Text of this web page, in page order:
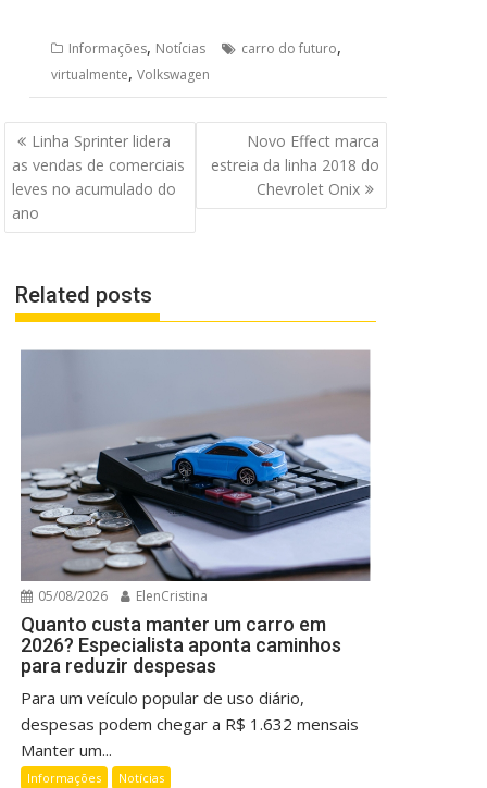
Informações, Notícias carro do futuro,
virtualmente, Volkswagen
Navegação
de
Post
Linha Sprinter lidera
as vendas de comerciais
leves no acumulado do
ano
Novo Effect marca
estreia da linha 2018 do
Chevrolet Onix
Related posts
05/08/2026 ElenCristina
Quanto custa manter um carro em
2026? Especialista aponta caminhos
para reduzir despesas
Para um veículo popular de uso diário,
despesas podem chegar a R$ 1.632 mensais
Manter um...
Informações Notícias